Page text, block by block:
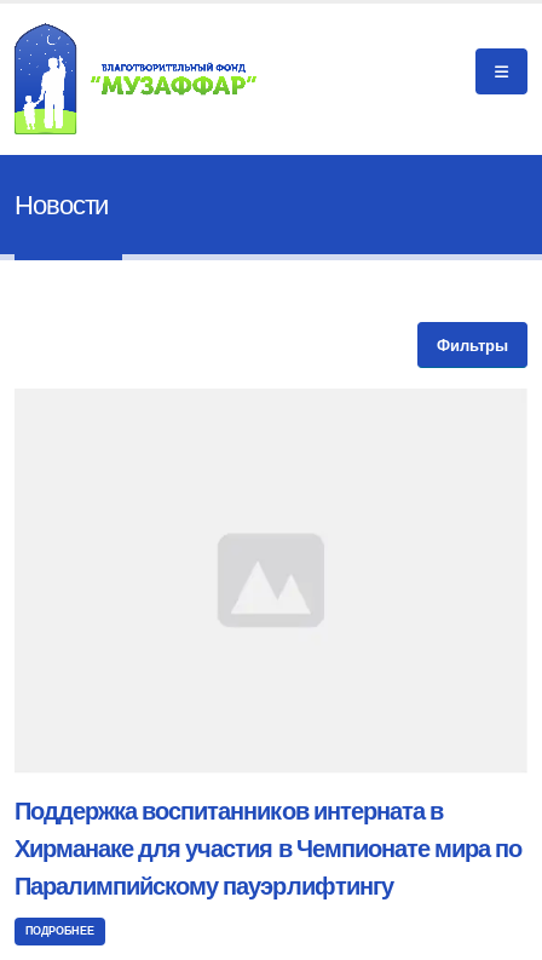
Новости
Фильтры
Поддержка воспитанников интерната в
Хирманаке для участия в Чемпионате мира по
Паралимпийскому пауэрлифтингу
ПОДРОБНЕЕ